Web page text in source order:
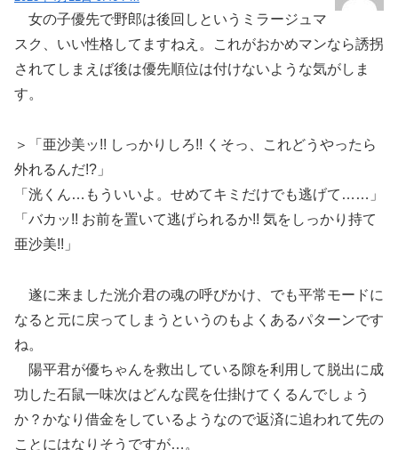
女の子優先で野郎は後回しというミラージュマ
スク、いい性格してますねえ。これがおかめマンなら誘拐
されてしまえば後は優先順位は付けないような気がしま
す。
＞「亜沙美ッ!! しっかりしろ!! くそっ、これどうやったら
外れるんだ!?」
「洸くん…もういいよ。せめてキミだけでも逃げて……」
「バカッ!! お前を置いて逃げられるか!! 気をしっかり持て
亜沙美!!」
遂に来ました洸介君の魂の呼びかけ、でも平常モードに
なると元に戻ってしまうというのもよくあるパターンです
ね。
陽平君が優ちゃんを救出している隙を利用して脱出に成
功した石鼠一味次はどんな罠を仕掛けてくるんでしょう
か？かなり借金をしているようなので返済に追われて先の
ことにはなりそうですが…。